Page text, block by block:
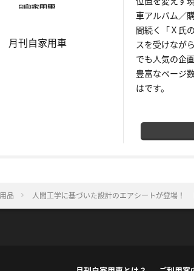
月刊自家用車
車アルバム／
間続く「Ｘ氏
スを受けなが
でも人気の企
豊富なページ
はです。
用品 人間工学に基づいた設計のエアシートが登場！